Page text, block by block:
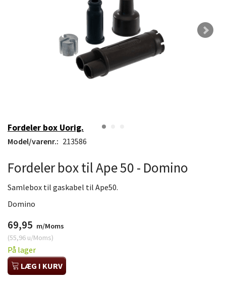
Fordeler box Uorig.
Model/varenr.: 213586
Fordeler box til Ape 50 - Domino
Samlebox til gaskabel til Ape50.
Domino
69,95 m/Moms
(55,96 u/Moms)
På lager
LÆG I KURV